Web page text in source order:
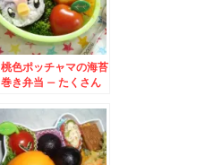
桃色ポッチャマの海苔
巻き弁当 – たくさん